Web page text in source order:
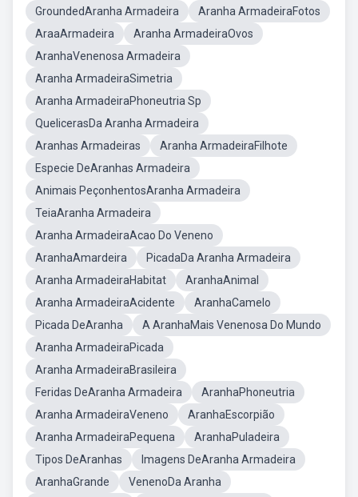
GroundedAranha Armadeira
Aranha ArmadeiraFotos
AraaArmadeira
Aranha ArmadeiraOvos
AranhaVenenosa Armadeira
Aranha ArmadeiraSimetria
Aranha ArmadeiraPhoneutria Sp
QuelicerasDa Aranha Armadeira
Aranhas Armadeiras
Aranha ArmadeiraFilhote
Especie DeAranhas Armadeira
Animais PeçonhentosAranha Armadeira
TeiaAranha Armadeira
Aranha ArmadeiraAcao Do Veneno
AranhaAmardeira
PicadaDa Aranha Armadeira
Aranha ArmadeiraHabitat
AranhaAnimal
Aranha ArmadeiraAcidente
AranhaCamelo
Picada DeAranha
A AranhaMais Venenosa Do Mundo
Aranha ArmadeiraPicada
Aranha ArmadeiraBrasileira
Feridas DeAranha Armadeira
AranhaPhoneutria
Aranha ArmadeiraVeneno
AranhaEscorpião
Aranha ArmadeiraPequena
AranhaPuladeira
Tipos DeAranhas
Imagens DeAranha Armadeira
AranhaGrande
VenenoDa Aranha